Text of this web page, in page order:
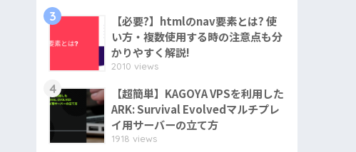
3
【必要?】htmlのnav要素とは? 使
い方・複数使用する時の注意点も分
かりやすく解説!
2010 views
4
【超簡単】KAGOYA VPSを利用した
ARK: Survival Evolvedマルチプレ
イ用サーバーの立て方
1918 views